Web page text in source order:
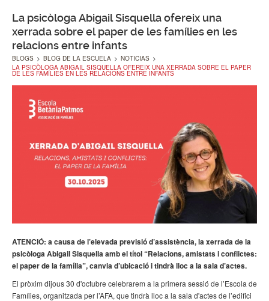
La psicòloga Abigail Sisquella ofereix una
xerrada sobre el paper de les famílies en les
relacions entre infants
BLOGS > BLOG DE LA ESCUELA > NOTICIAS >
LA PSICÒLOGA ABIGAIL SISQUELLA OFEREIX UNA XERRADA SOBRE EL PAPER
DE LES FAMÍLIES EN LES RELACIONS ENTRE INFANTS
ATENCIÓ: a causa de l’elevada previsió d’assistència, la xerrada de la
psicòloga Abigail Sisquella amb el títol “Relacions, amistats i conflictes:
el paper de la família”, canvia d’ubicació i tindrà lloc a la sala d’actes.
El pròxim dijous 30 d'octubre celebrarem a la primera sessió de l’Escola de
Famílies, organitzada per l’AFA, que tindrà lloc a la sala d'actes de l’edifici